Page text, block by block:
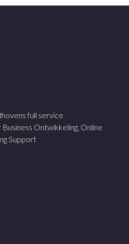
full service
Ontwikkeling, Online
Support